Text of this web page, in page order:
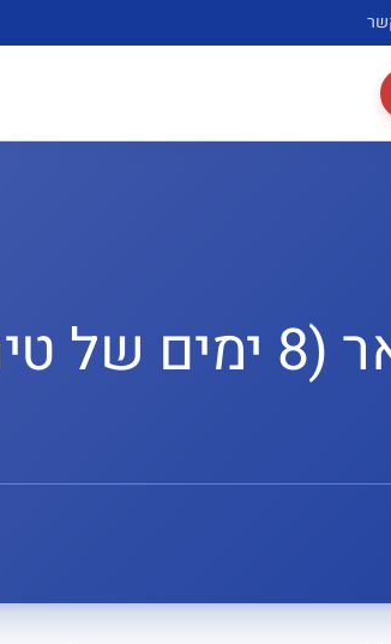
מסלול טיול בעמק הלואר (8